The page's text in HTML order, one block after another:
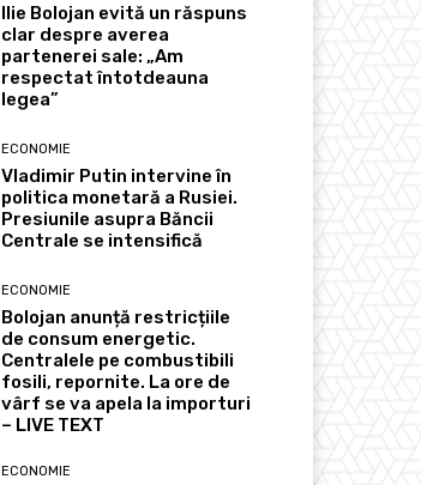
Ilie Bolojan evită un răspuns
clar despre averea
partenerei sale: „Am
respectat întotdeauna
legea”
ECONOMIE
Vladimir Putin intervine în
politica monetară a Rusiei.
Presiunile asupra Băncii
Centrale se intensifică
ECONOMIE
Bolojan anunță restricțiile
de consum energetic.
Centralele pe combustibili
fosili, repornite. La ore de
vârf se va apela la importuri
– LIVE TEXT
ECONOMIE